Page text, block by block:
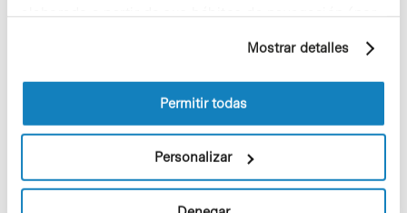
elaborado a partir de sus hábitos de navegación (por
información sobre las cookies puede consultar
la Política de cookies del sitio web.
Mostrar detalles
Permitir todas
Personalizar
Share